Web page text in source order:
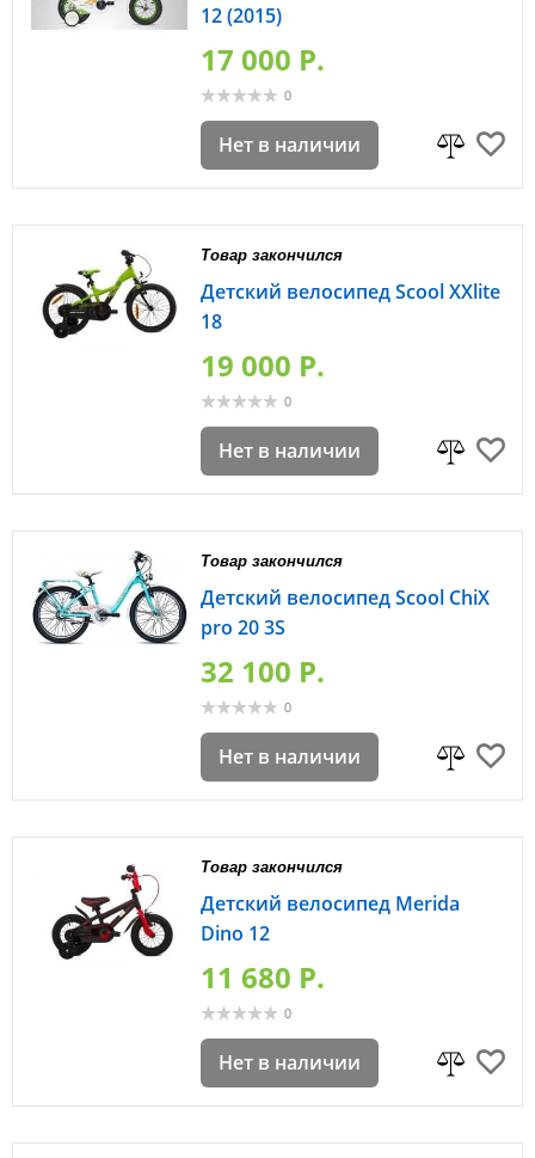
12 (2015)
17 000 P.
0
Нет в наличии
Товар закончился
Детский велосипед Scool XXlite
18
19 000 P.
0
Нет в наличии
Товар закончился
Детский велосипед Scool ChiX
pro 20 3S
32 100 P.
0
Нет в наличии
Товар закончился
Детский велосипед Merida
Dino 12
11 680 P.
0
Нет в наличии